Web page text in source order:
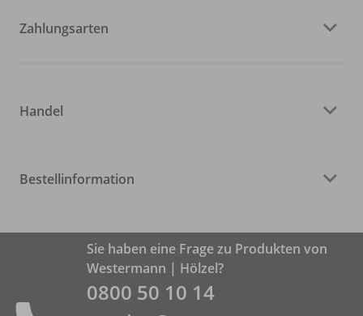
Zahlungsarten
Handel
Bestellinformation
Sie haben eine Frage zu Produkten von
Westermann | Hölzel?
0800 50 10 14